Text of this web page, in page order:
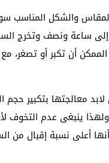
والشكل المناسب
ساعة ونصف وتخرج
أن تكبر أو تصغر،
معالجتها بتكبير
ينبغى عدم التخوف